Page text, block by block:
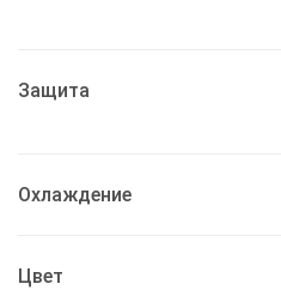
Защита
Охлаждение
Цвет